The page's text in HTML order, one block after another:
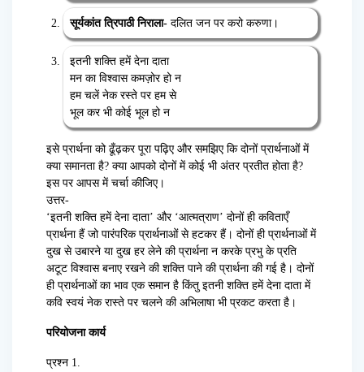
सूर्यकांत त्रिपाठी निराला- दलित जन पर करो करुणा।
इतनी शक्ति हमें देना दाता
मन का विश्वास कमज़ोर हो न
हम चलें नेक रस्ते पर हम से
भूल कर भी कोई भूल हो न
इसे प्रार्थना को ढूँढ़कर पूरा पढ़िए और समझिए कि दोनों प्रार्थनाओं में
क्या समानता है? क्या आपको दोनों में कोई भी अंतर प्रतीत होता है?
इस पर आपस में चर्चा कीजिए।
उत्तर-
‘इतनी शक्ति हमें देना दाता’ और ‘आत्मत्राण’ दोनों ही कविताएँ
प्रार्थना हैं जो पारंपरिक प्रार्थनाओं से हटकर हैं। दोनों ही प्रार्थनाओं में
दुख से उबारने या दुख हर लेने की प्रार्थना न करके प्रभु के प्रति
अटूट विश्वास बनाए रखने की शक्ति पाने की प्रार्थना की गई है। दोनों
ही प्रार्थनाओं का भाव एक समान है किंतु इतनी शक्ति हमें देना दाता में
कवि स्वयं नेक रास्ते पर चलने की अभिलाषा भी प्रकट करता है।
परियोजना कार्य
प्रश्न 1.